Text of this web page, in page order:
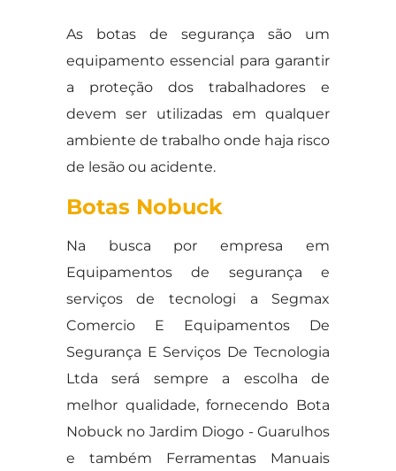
As botas de segurança são um
equipamento essencial para garantir
a proteção dos trabalhadores e
devem ser utilizadas em qualquer
ambiente de trabalho onde haja risco
de lesão ou acidente.
Botas Nobuck
Na busca por empresa em
Equipamentos de segurança e
serviços de tecnologi a Segmax
Comercio E Equipamentos De
Segurança E Serviços De Tecnologia
Ltda será sempre a escolha de
melhor qualidade, fornecendo Bota
Nobuck no Jardim Diogo - Guarulhos
e também Ferramentas Manuais